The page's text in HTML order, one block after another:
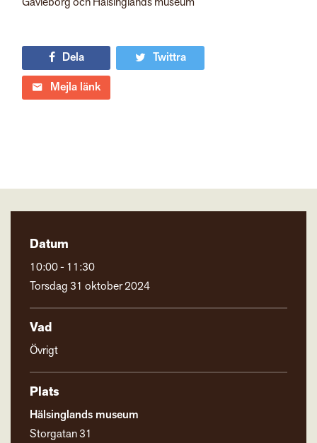
Dela
Twittra
Mejla länk
Datum
10:00 - 11:30
Torsdag 31 oktober 2024
Vad
Övrigt
Plats
Hälsinglands museum
Storgatan 31